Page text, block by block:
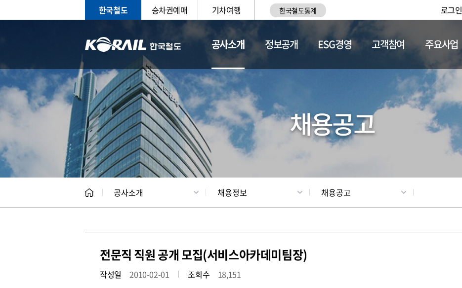
한국철도 승차권예매 기차여행 한국철도통계 로그인
공사소개
CEO 일반현황 채용정보
정보공개 ESG경영 고객참여 주요사업
채용공고
공사소개 채용정보 채용공고
전문직 직원 공개 모집(서비스아카데미팀장)
작성일 2010-02-01 조회수 18,151